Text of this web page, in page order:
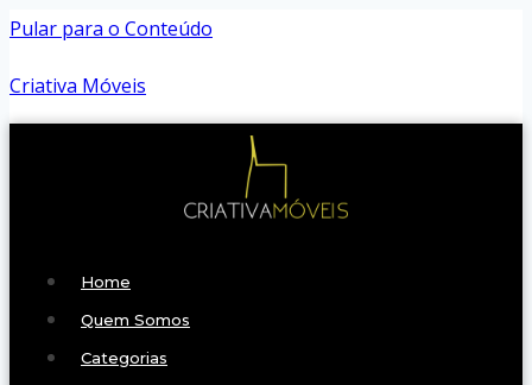
Pular para o Conteúdo
Criativa Móveis
Home
Quem Somos
Categorias